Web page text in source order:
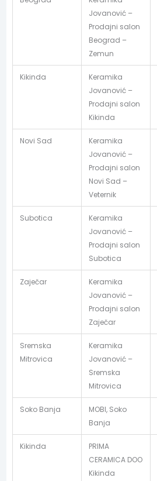
Jovanović –
Prodajni salon
Beograd –
Zemun
Kikinda
Keramika
Jovanović –
Prodajni salon
Kikinda
Novi Sad
Keramika
Jovanović –
Prodajni salon
Novi Sad –
Veternik
Subotica
Keramika
Jovanović –
Prodajni salon
Subotica
Zaječar
Keramika
Jovanović –
Prodajni salon
Zaječar
Sremska
Mitrovica
Keramika
Jovanović –
Sremska
Mitrovica
Soko Banja
MOBI, Soko
Banja
Kikinda
PRIMA
CERAMICA DOO
Kikinda